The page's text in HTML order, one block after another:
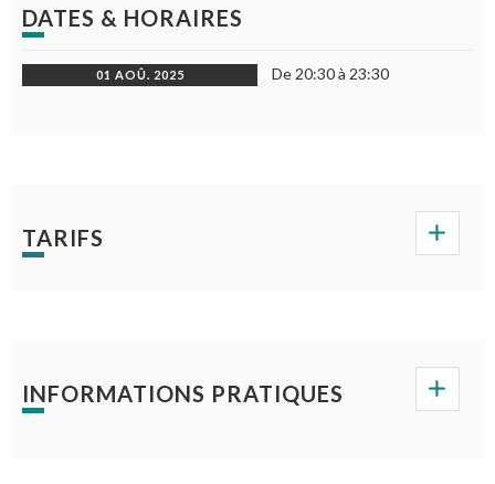
DATES & HORAIRES
01 AOÛ. 2025 De 20:30 à 23:30
TARIFS
INFORMATIONS PRATIQUES